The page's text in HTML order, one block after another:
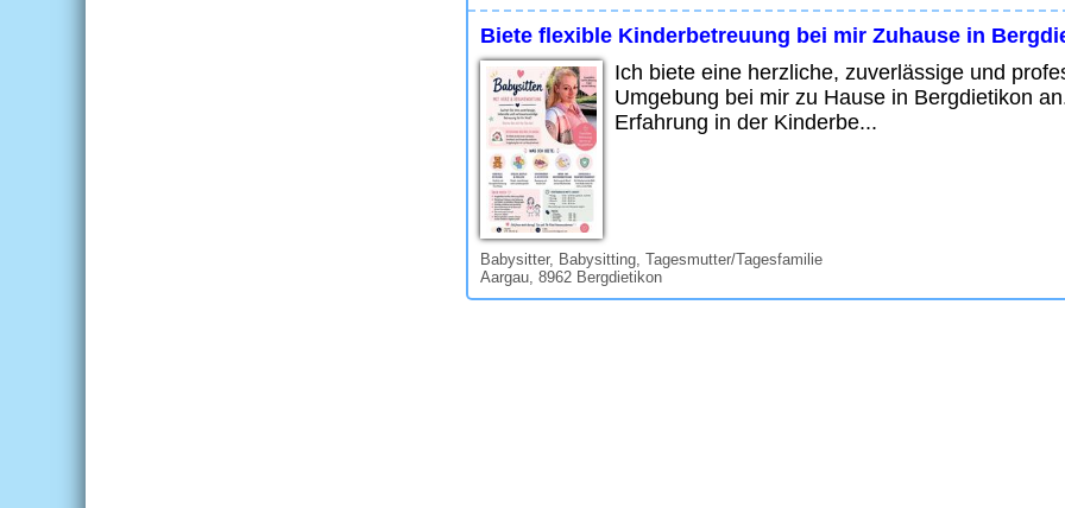
Biete flexible Kinderbetreuung bei mir Zuhause in
Ich biete eine herzliche, zuverlässige und
Umgebung bei mir zu Hause in Bergdietikon
Erfahrung in der Kinderbe...
Babysitter, Babysitting, Tagesmutter/Tagesfamilie
Aargau, 8962 Bergdietikon